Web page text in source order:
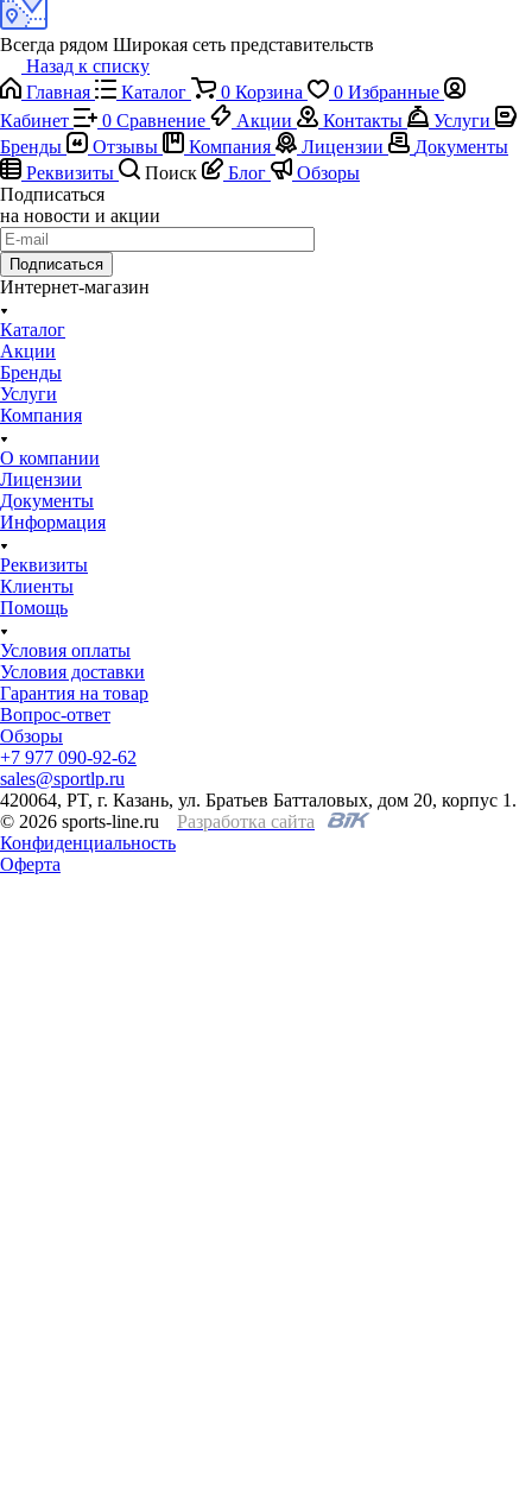
Всегда рядом Широкая сеть представительств
Назад к списку
Главная
Каталог 0 Корзина 0 Избранные
Кабинет
0 Сравнение Акции Контакты
Услуги
Бренды
Отзывы Компания Лицензии
Документы
Реквизиты
Поиск Блог
Обзоры
Подписаться
на новости и акции
Подписаться
Интернет-магазин
Каталог
Акции
Бренды
Услуги
Компания
О компании
Лицензии
Документы
Информация
Реквизиты
Клиенты
Помощь
Условия оплаты
Условия доставки
Гарантия на товар
Вопрос-ответ
Обзоры
+7 977 090-92-62
sales@sportlp.ru
420064, PT, г. Казань, ул. Братьев Батталовых, дом 20, корпус 1.
© 2026 sports-line.ru
Разработка сайта
Конфиденциальность
Оферта